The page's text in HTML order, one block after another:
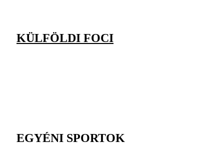
KÜLFÖLDI FOCI
EGYÉNI SPORTOK